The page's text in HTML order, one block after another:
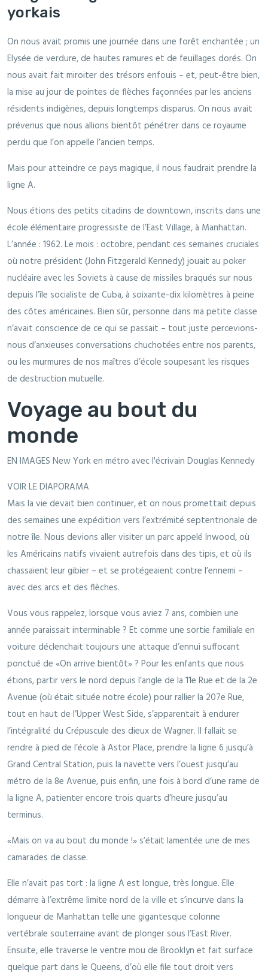
yorkais
On nous avait promis une journée dans une forêt enchantée ; un
Elysée de verdure, de hautes ramures et de feuillages dorés. On
nous avait fait miroiter des trésors enfouis – et, peut-être bien,
la mise au jour de pointes de flèches façonnées par les anciens
résidents indigènes, depuis longtemps disparus. On nous avait
prévenus que nous allions bientôt pénétrer dans ce royaume
perdu que l’on appelle l’ancien temps.
Mais pour atteindre ce pays magique, il nous faudrait prendre la
ligne A.
Nous étions des petits citadins de downtown, inscrits dans une
école élémentaire progressiste de l’East Village, à Manhattan.
L’année : 1962. Le mois : octobre, pendant ces semaines cruciales
où notre président (John Fitzgerald Kennedy) jouait au poker
nucléaire avec les Soviets à cause de missiles braqués sur nous
depuis l’île socialiste de Cuba, à soixante-dix kilomètres à peine
des côtes américaines. Bien sûr, personne dans ma petite classe
n’avait conscience de ce qui se passait – tout juste percevions-
nous d’anxieuses conversations chuchotées entre nos parents,
ou les murmures de nos maîtres d’école soupesant les risques
de destruction mutuelle.
Voyage au bout du
monde
EN IMAGES New York en métro avec l'écrivain Douglas Kennedy
VOIR LE DIAPORAMA
Mais la vie devait bien continuer, et on nous promettait depuis
des semaines une expédition vers l’extrémité septentrionale de
notre île. Nous devions aller visiter un parc appelé Inwood, où
les Américains natifs vivaient autrefois dans des tipis, et où ils
chassaient leur gibier – et se protégeaient contre l’ennemi –
avec des arcs et des flèches.
Vous vous rappelez, lorsque vous aviez 7 ans, combien une
année paraissait interminable ? Et comme une sortie familiale en
voiture déclenchait toujours une attaque d’ennui suffocant
ponctué de «On arrive bientôt» ? Pour les enfants que nous
étions, partir vers le nord depuis l’angle de la 11e Rue et de la 2e
Avenue (où était située notre école) pour rallier la 207e Rue,
tout en haut de l’Upper West Side, s’apparentait à endurer
l’intégralité du Crépuscule des dieux de Wagner. Il fallait se
rendre à pied de l’école à Astor Place, prendre la ligne 6 jusqu’à
Grand Central Station, puis la navette vers l’ouest jusqu’au
métro de la 8e Avenue, puis enfin, une fois à bord d’une rame de
la ligne A, patienter encore trois quarts d’heure jusqu’au
terminus.
«Mais on va au bout du monde !» s’était lamentée une de mes
camarades de classe.
Elle n’avait pas tort : la ligne A est longue, très longue. Elle
démarre à l’extrême limite nord de la ville et s’incurve dans la
longueur de Manhattan telle une gigantesque colonne
vertébrale souterraine avant de plonger sous l’East River.
Ensuite, elle traverse le ventre mou de Brooklyn et fait surface
quelque part dans le Queens, d’où elle file tout droit vers